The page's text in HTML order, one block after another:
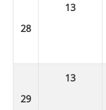
13
13